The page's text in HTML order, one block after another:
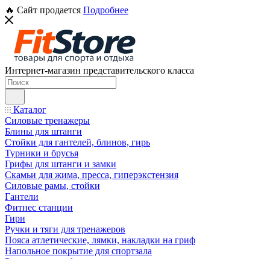
🔥 Сайт продается Подробнее
Интернет-магазин представительского класса
Каталог
Силовые тренажеры
Блины для штанги
Стойки для гантелей, блинов, гирь
Турники и брусья
Грифы для штанги и замки
Скамьи для жима, пресса, гиперэкстензия
Силовые рамы, стойки
Гантели
Фитнес станции
Гири
Ручки и тяги для тренажеров
Пояса атлетические, лямки, накладки на гриф
Напольное покрытие для спортзала